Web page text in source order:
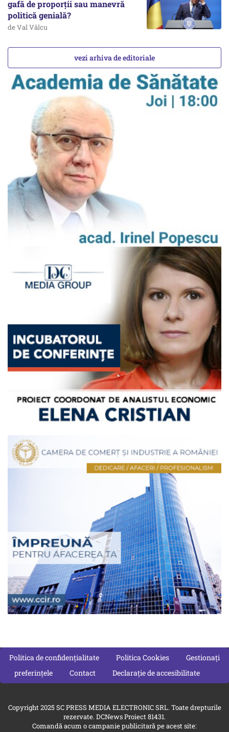
gafă de proporții sau manevră
politică genială?
de Val Vâlcu
vezi arhiva de editoriale
Politica de confidențialitate Politica Cookies
Gestionați
preferințele
Contact Declarație de accesibilitate
Copyright 2025 SC PRESS MEDIA ELECTRONIC SRL. Toate drepturile
rezervate. DCNews Proiect 81431.
Comandă acum o campanie publicitară pe acest site: